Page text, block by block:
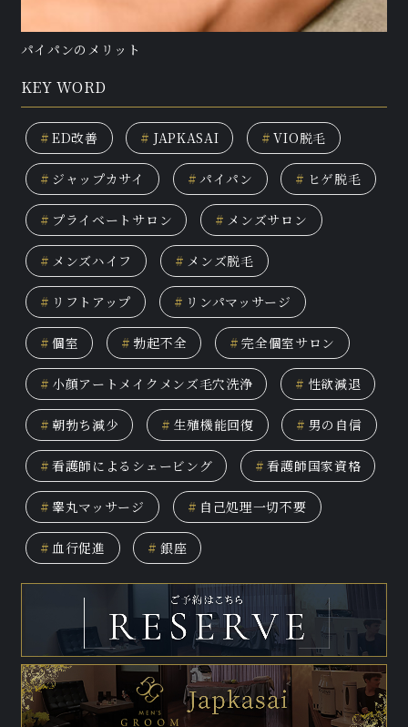
パイパンのメリット
KEY WORD
# ED改善 # JAPKASAI # VIO脱毛
# ジャップカサイ # パイパン # ヒゲ脱毛
# プライベートサロン # メンズサロン
# メンズハイフ # メンズ脱毛
# リフトアップ # リンパマッサージ
# 個室 # 勃起不全 # 完全個室サロン
# 小顔アートメイクメンズ毛穴洗浄 # 性欲減退
# 朝勃ち減少 # 生殖機能回復 # 男の自信
# 看護師によるシェービング # 看護師国家資格
# 睾丸マッサージ # 自己処理一切不要
# 血行促進 # 銀座